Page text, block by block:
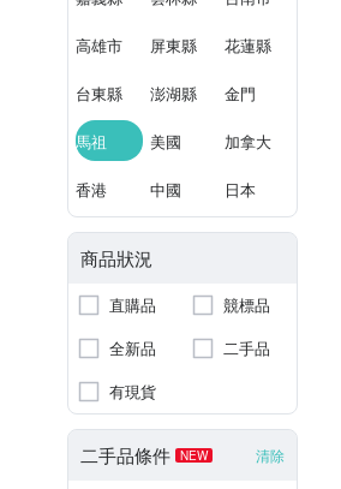
高雄市 屏東縣 花蓮縣
台東縣 澎湖縣 金門
馬祖 美國 加拿大
香港 中國 日本
商品狀況
直購品
競標品
全新品
二手品
有現貨
二手品條件 NEW 清除